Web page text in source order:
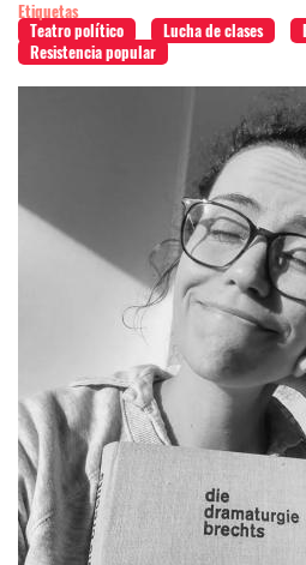
Etiquetas
Teatro político
Lucha de clases
Resistencia popular